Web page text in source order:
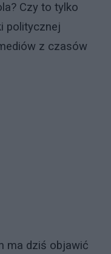
Czy to tylko
politycznej
z czasów
ma dziś objawić